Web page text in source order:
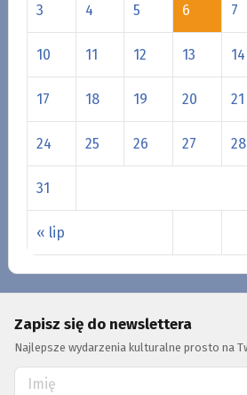
« lip
3 4 5 6 7
10 11 12 13 14
17 18 19 20 21
24 25 26 27 28
31
Zapisz się do newslettera
Najlepsze wydarzenia kulturalne prosto na